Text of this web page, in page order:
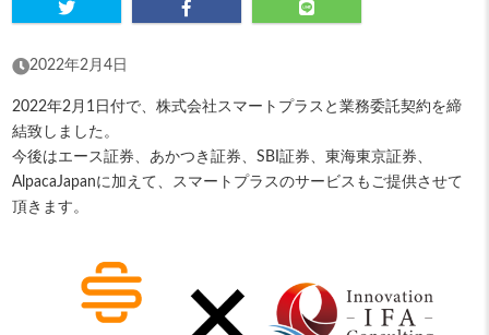
2022年2月4日
2022年2月1日付で、株式会社スマートプラスと業務委託契約を締
結致しました。
今後はエース証券、あかつき証券、SBI証券、東海東京証券、
AlpacaJapanに加えて、スマートプラスのサービスもご提供させて
頂きます。